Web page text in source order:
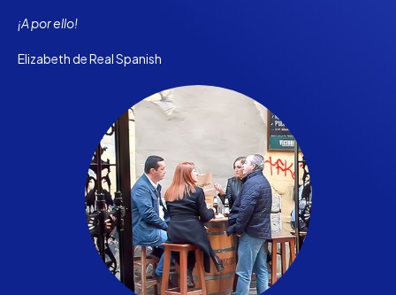
¡A por ello!
Elizabeth de Real Spanish